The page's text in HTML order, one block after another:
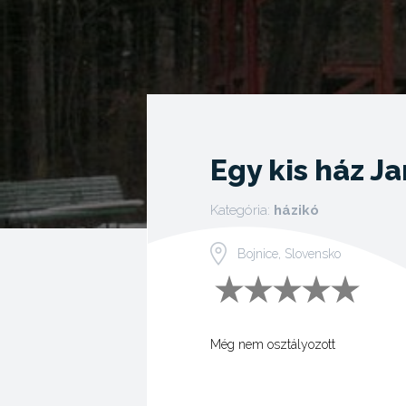
Egy kis ház
Kategória: házikó
Bojnice, Slovensko
Még nem osztályozott